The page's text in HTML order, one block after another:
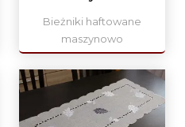
"Róże"
Bieżniki haftowane
maszynowo